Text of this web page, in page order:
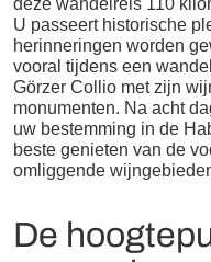
U passeert historische
herinneringen worden
vooral tijdens een
Görzer Collio met zijn
monumenten. Na acht
uw bestemming in de
beste genieten van de
omliggende
De